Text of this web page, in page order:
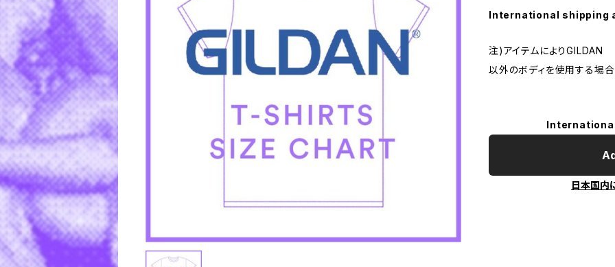
International shipping
注)アイテムによりGILDAN
以外のボディを使用する場
日本国内